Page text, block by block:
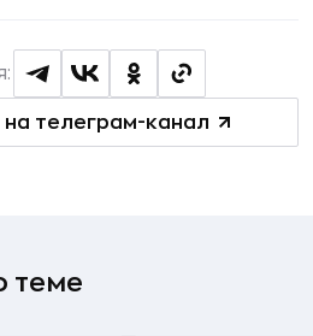
телеграм-канал
теме